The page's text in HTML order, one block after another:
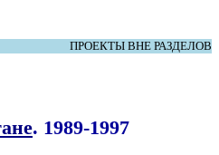
ПРОЕКТЫ ВНЕ РАЗДЕЛОВ
. 1989-1997